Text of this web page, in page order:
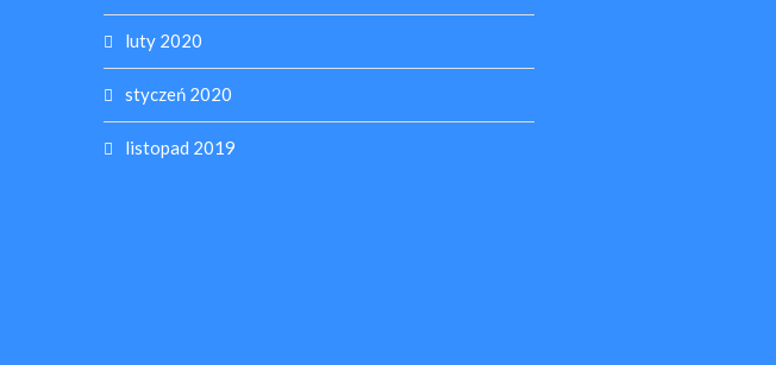
luty 2020
styczeń 2020
listopad 2019